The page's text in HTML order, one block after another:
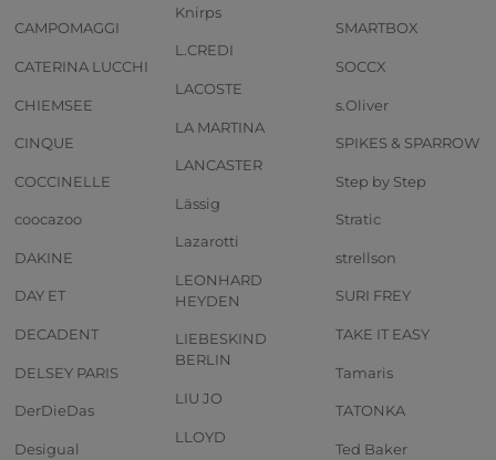
CAMPOMAGGI
CATERINA LUCCHI
CHIEMSEE
CINQUE
COCCINELLE
coocazoo
DAKINE
DAY ET
DECADENT
DELSEY PARIS
DerDieDas
Desigual
Knirps
L.CREDI
LACOSTE
LA MARTINA
LANCASTER
Lässig
Lazarotti
LEONHARD
HEYDEN
LIEBESKIND
BERLIN
LIU JO
LLOYD
SMARTBOX
SOCCX
s.Oliver
SPIKES & SPARROW
Step by Step
Stratic
strellson
SURI FREY
TAKE IT EASY
Tamaris
TATONKA
Ted Baker